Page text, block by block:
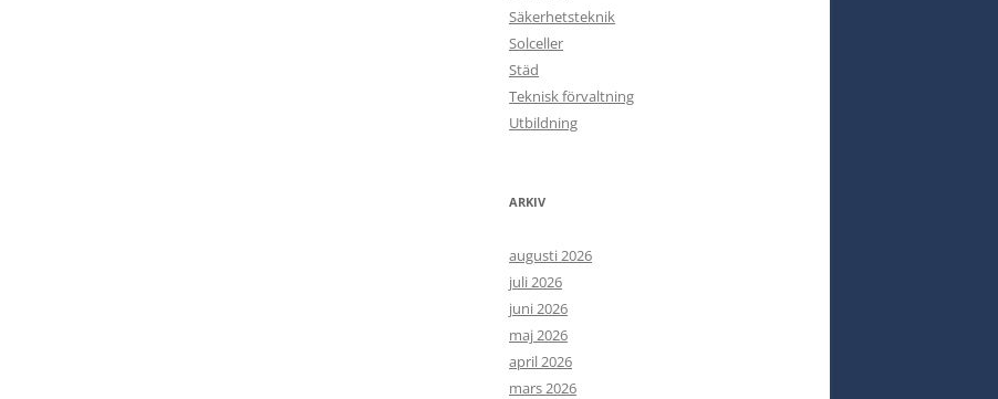
Säkerhetsteknik
Solceller
Städ
Teknisk förvaltning
Utbildning
ARKIV
augusti 2026
juli 2026
juni 2026
maj 2026
april 2026
mars 2026